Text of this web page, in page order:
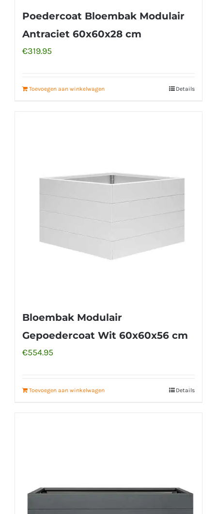
Poedercoat Bloembak Modulair
Antraciet 60x60x28 cm
€319.95
Toevoegen aan winkelwagen Details
Bloembak Modulair
Gepoedercoat Wit 60x60x56 cm
€554.95
Toevoegen aan winkelwagen Details